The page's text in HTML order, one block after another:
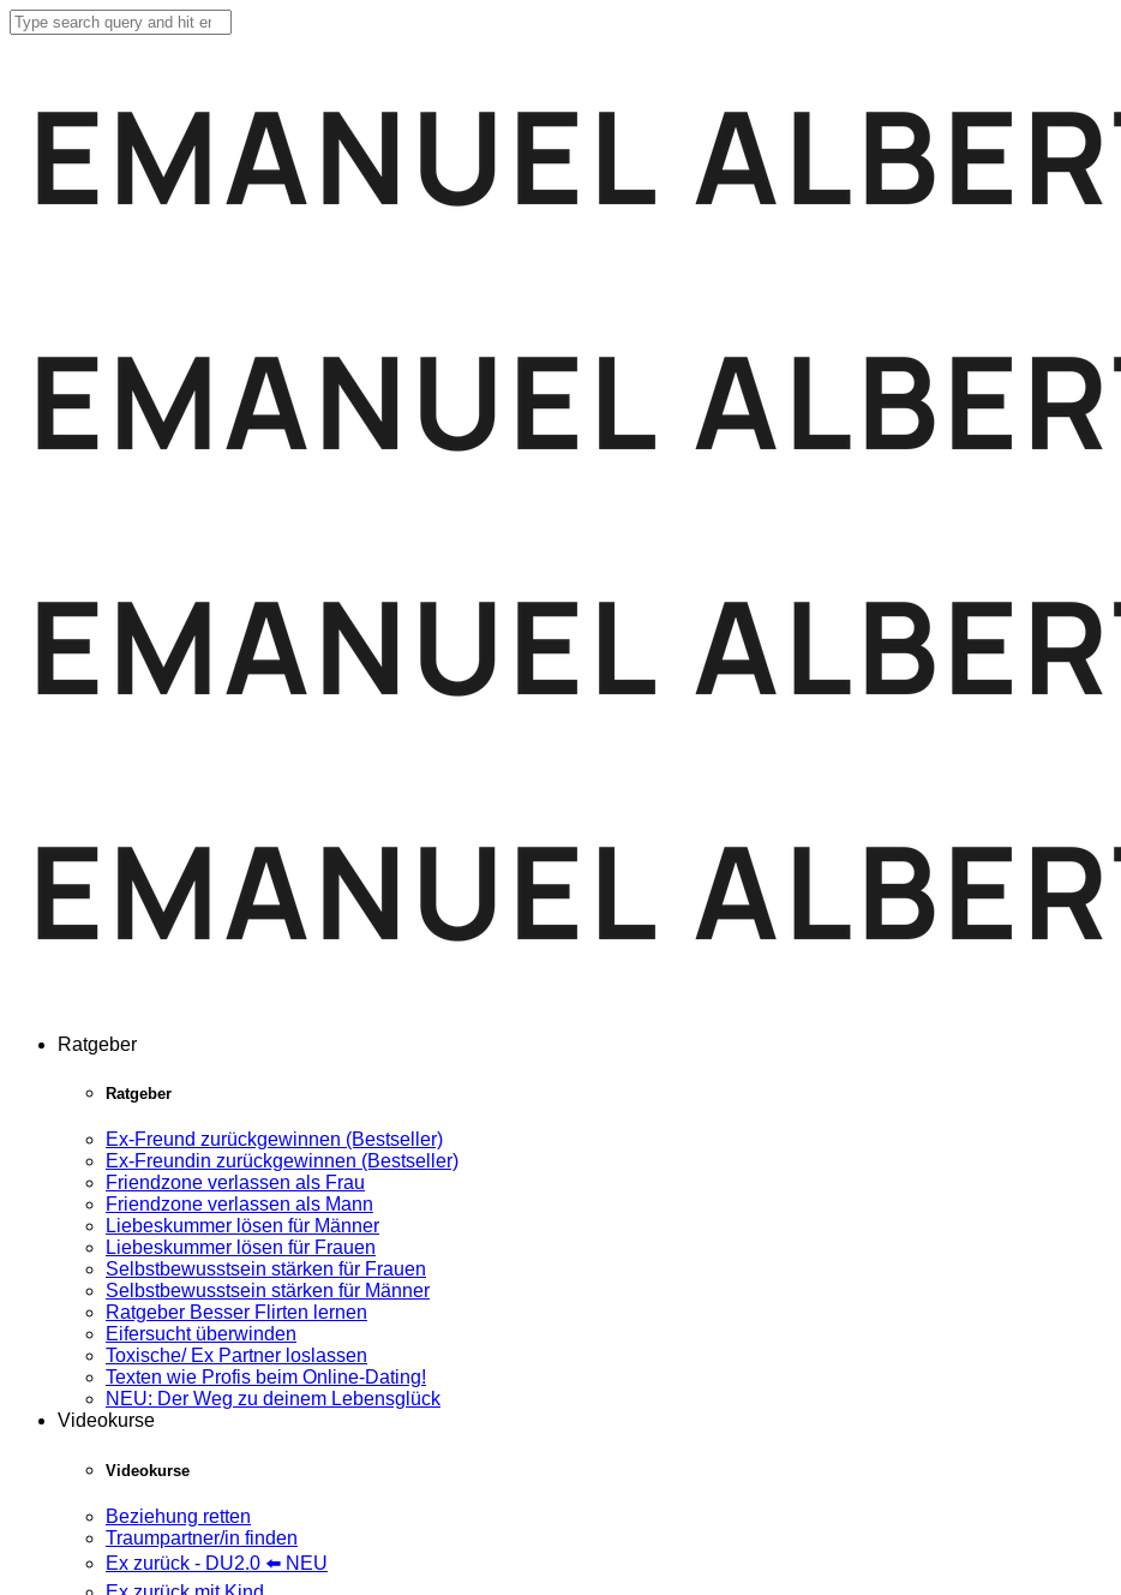
Ratgeber
Ratgeber
Ex-Freund zurückgewinnen (Bestseller)
Ex-Freundin zurückgewinnen (Bestseller)
Friendzone verlassen als Frau
Friendzone verlassen als Mann
Liebeskummer lösen für Männer
Liebeskummer lösen für Frauen
Selbstbewusstsein stärken für Frauen
Selbstbewusstsein stärken für Männer
Ratgeber Besser Flirten lernen
Eifersucht überwinden
Toxische/ Ex Partner loslassen
Texten wie Profis beim Online-Dating!
NEU: Der Weg zu deinem Lebensglück
Videokurse
Videokurse
Beziehung retten
Traumpartner/in finden
Ex zurück - DU2.0 ⬅️ NEU